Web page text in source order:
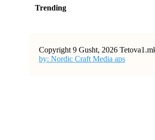
Trending
Copyright 9 Gusht, 2026
by: Nordic Craft Media aps